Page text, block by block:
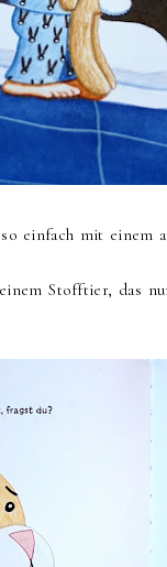
einfach mit einem
Stofftier, das